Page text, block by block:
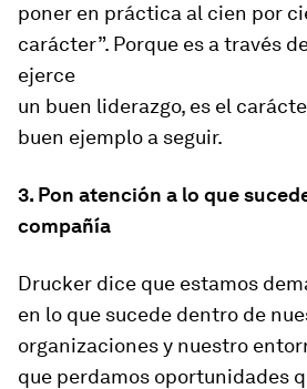
poner en práctica al cien por
carácter”. Porque es a través
ejerce
un buen liderazgo, es el
buen ejemplo a seguir.
3. Pon atención a lo que
compañía
Drucker dice que estamos
en lo que sucede dentro de
organizaciones y nuestro
que perdamos oportunidades